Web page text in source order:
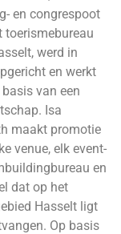
en congrespoot
toerismebureau
werd in
en werkt
van een
Isa
maakt promotie
venue, elk event-
en
dat op het
Hasselt ligt
Op basis